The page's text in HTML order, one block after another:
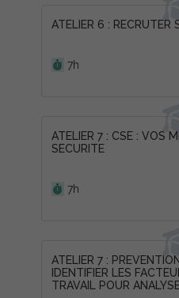
ATELIER 6 : RECRUTER
7h
ATELIER 7 : CSE : VOS
SECURITE
7h
ATELIER 7 :
IDENTIFIER LES
TRAVAIL POUR